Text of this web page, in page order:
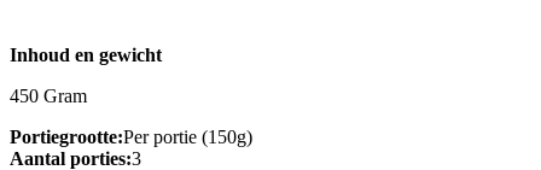
Inhoud en gewicht
450 Gram
Portiegrootte:Per portie (150g)
Aantal porties:3